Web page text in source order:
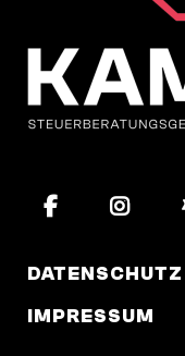
DATENSCHUTZ
IMPRESSUM